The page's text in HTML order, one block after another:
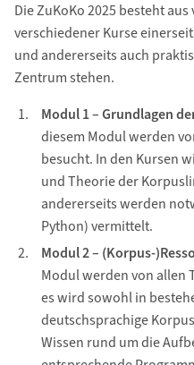
Die ZuKoKo 2025 besteht
verschiedener Kurse
und andererseits auch
Zentrum stehen.
Modul 1 – Grundlagen
diesem Modul werden
besucht. In den Kursen
und Theorie der
andererseits werden
Python) vermittelt.
Modul 2 – (Korpus-
Modul werden von allen
es wird sowohl in
deutschsprachige
Wissen rund um die